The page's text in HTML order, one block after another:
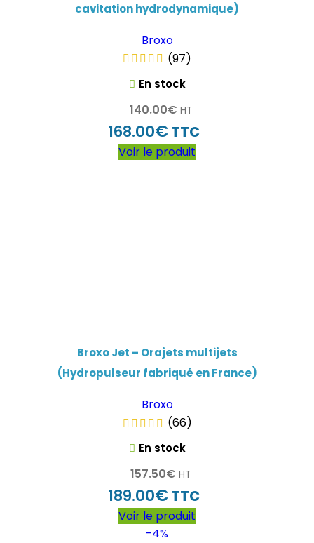
cavitation hydrodynamique)
Broxo
(97)
En stock
140.00€ HT
168.00€ TTC
Voir le produit
Broxo Jet – Orajets multijets
(Hydropulseur fabriqué en France)
Broxo
(66)
En stock
157.50€ HT
189.00€ TTC
Voir le produit
-4%